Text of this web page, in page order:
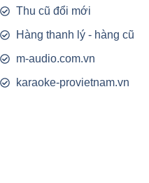
Thu cũ đổi mới
Hàng thanh lý - hàng cũ
m-audio.com.vn
karaoke-provietnam.vn